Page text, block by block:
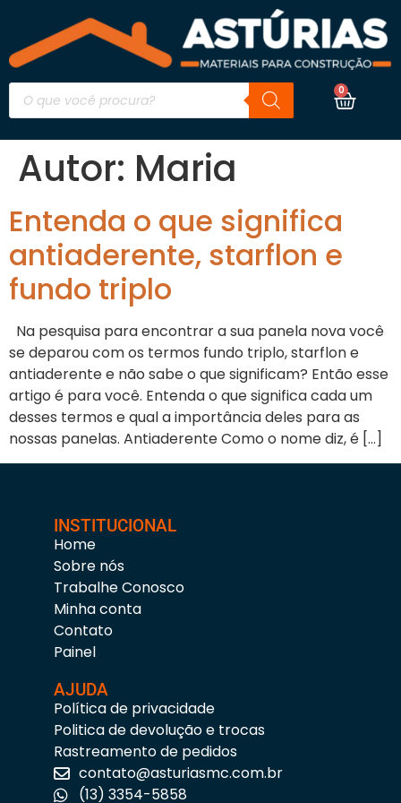
0
Autor: Maria
Entenda o que significa
antiaderente, starflon e
fundo triplo
Na pesquisa para encontrar a sua panela nova você
se deparou com os termos fundo triplo, starflon e
antiaderente e não sabe o que significam? Então esse
artigo é para você. Entenda o que significa cada um
desses termos e qual a importância deles para as
nossas panelas. Antiaderente Como o nome diz, é […]
INSTITUCIONAL
Home
Sobre nós
Trabalhe Conosco
Minha conta
Contato
Painel
AJUDA
Política de privacidade
Politica de devolução e trocas
Rastreamento de pedidos
contato@asturiasmc.com.br
(13) 3354-5858